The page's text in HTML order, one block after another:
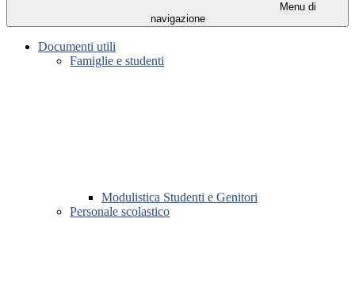
Menu di
navigazione
Documenti utili
Famiglie e studenti
Modulistica Studenti e Genitori
Personale scolastico